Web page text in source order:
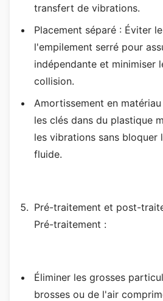
transfert de vibrations.
Placement séparé : Éviter
l'empilement serré pour
indépendante et minimiser
collision.
Amortissement en
les clés dans du plastique
les vibrations sans bloquer
fluide.
Pré-traitement et post-
Pré-traitement :
Éliminer les grosses
brosses ou de l'air